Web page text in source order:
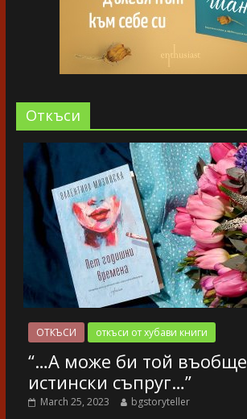
Oткъси
ОТКЪСИ откъси от хубави книги
“…А може би той
истински съпруг…”
March 25, 2023 bgstoryteller